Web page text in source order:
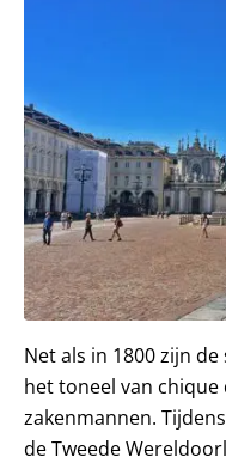
Net als in 1800 zijn
het toneel van
zakenmannen.
de Tweede